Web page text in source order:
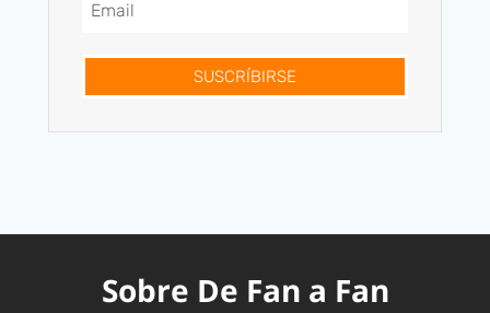
SUSCRÍBIRSE
Sobre De Fan a Fan